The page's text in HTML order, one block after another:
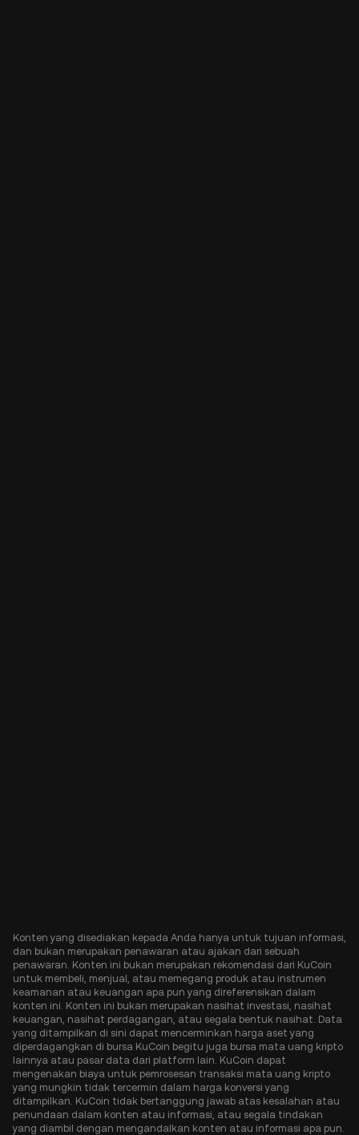
Konten yang disediakan kepada Anda hanya untuk tujuan informasi,
dan bukan merupakan penawaran atau ajakan dari sebuah
penawaran. Konten ini bukan merupakan rekomendasi dari KuCoin
untuk membeli, menjual, atau memegang produk atau instrumen
keamanan atau keuangan apa pun yang direferensikan dalam
konten ini. Konten ini bukan merupakan nasihat investasi, nasihat
keuangan, nasihat perdagangan, atau segala bentuk nasihat. Data
yang ditampilkan di sini dapat mencerminkan harga aset yang
diperdagangkan di bursa KuCoin begitu juga bursa mata uang kripto
lainnya atau pasar data dari platform lain. KuCoin dapat
mengenakan biaya untuk pemrosesan transaksi mata uang kripto
yang mungkin tidak tercermin dalam harga konversi yang
ditampilkan. KuCoin tidak bertanggung jawab atas kesalahan atau
penundaan dalam konten atau informasi, atau segala tindakan
yang diambil dengan mengandalkan konten atau informasi apa pun.